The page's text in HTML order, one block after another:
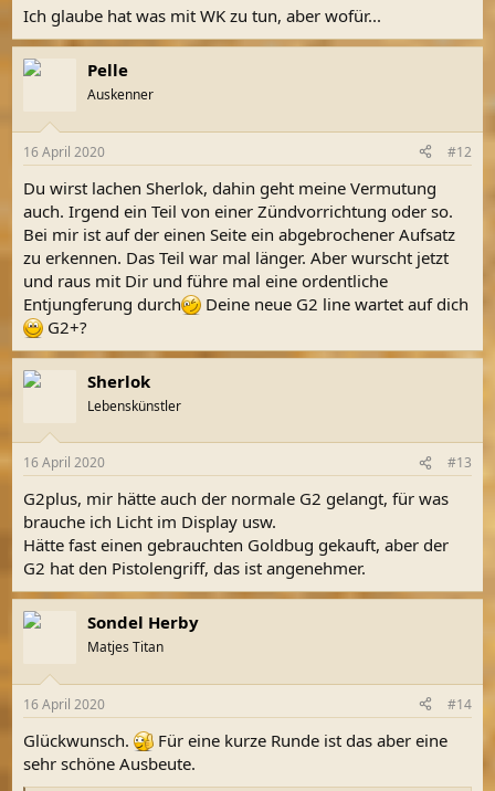
Ich glaube hat was mit WK zu tun, aber wofür...
Pelle
Auskenner
16 April 2020 #12
Du wirst lachen Sherlok, dahin geht meine Vermutung
auch. Irgend ein Teil von einer Zündvorrichtung oder so.
Bei mir ist auf der einen Seite ein abgebrochener Aufsatz
zu erkennen. Das Teil war mal länger. Aber wurscht jetzt
und raus mit Dir und führe mal eine ordentliche
Entjungferung durch
Deine neue G2 line wartet auf dich
G2+?
Sherlok
Lebenskünstler
16 April 2020 #13
G2plus, mir hätte auch der normale G2 gelangt, für was
brauche ich Licht im Display usw.
Hätte fast einen gebrauchten Goldbug gekauft, aber der
G2 hat den Pistolengriff, das ist angenehmer.
Sondel Herby
Matjes Titan
16 April 2020 #14
Glückwunsch.
Für eine kurze Runde ist das aber eine
sehr schöne Ausbeute.